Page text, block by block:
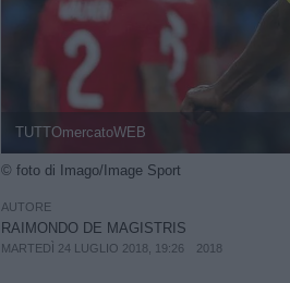
TUTTOmercatoWEB
© foto di Imago/Image Sport
AUTORE
RAIMONDO DE MAGISTRIS
MARTEDÌ 24 LUGLIO 2018, 19:26 2018